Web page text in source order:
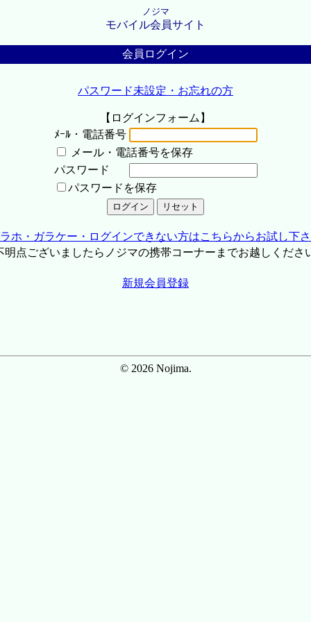
ノジマ
モバイル会員サイト
会員ログイン
パスワード未設定・お忘れの方
【ログインフォーム】
ﾒｰﾙ・電話番号
メール・電話番号を保存
パスワード
パスワードを保存
ホ・ガラケー・ログインできない方はこちらからお試し下
点ございましたらノジマの携帯コーナーまでお越しくださ
新規会員登録
© 2026 Nojima.